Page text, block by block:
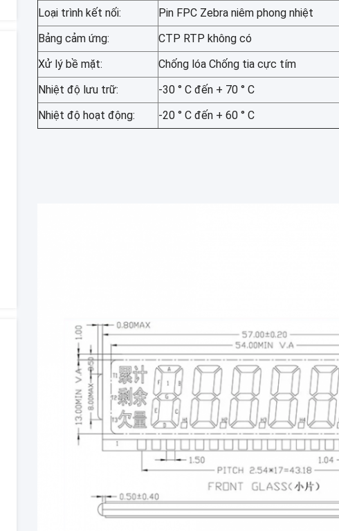
Loại trình kết nối:
Pin FPC Zebra niêm phong nhiệt
Bảng cảm ứng:
CTP RTP không có
Xử lý bề mặt:
Chống lóa Chống tia cực tím
Nhiệt độ lưu trữ:
-30 ° C đến + 70 ° C
Nhiệt độ hoạt động:
-20 ° C đến + 60 ° C